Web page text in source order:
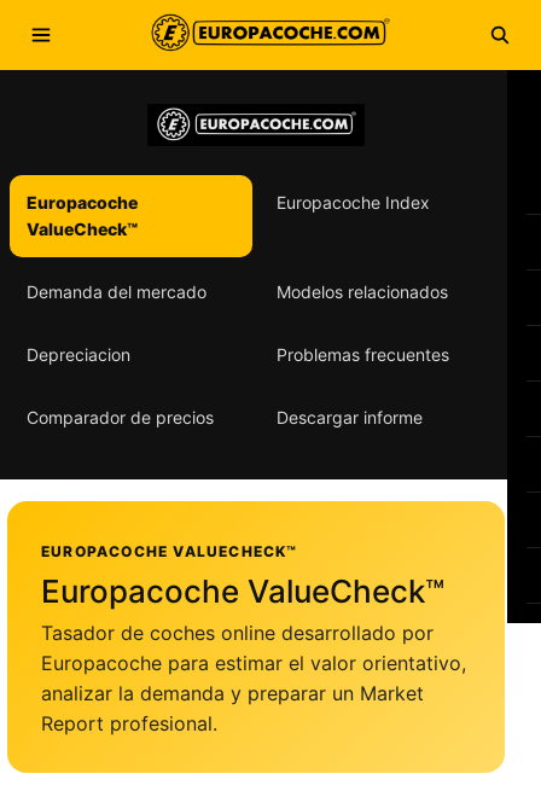
Saltar al contenido
Abrir menú
Europacoche
ValueCheck™
Europacoche Index
Demanda del mercado Modelos relacionados
Depreciacion Problemas frecuentes
Comparador de precios Descargar informe
EUROPACOCHE VALUECHECK™
Europacoche ValueCheck™
Tasador de coches online desarrollado por
Europacoche para estimar el valor orientativo,
analizar la demanda y preparar un Market
Report profesional.